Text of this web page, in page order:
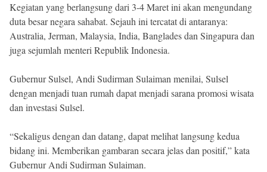
Kegiatan yang berlangsung dari 3-4 Maret ini akan mengundang
duta besar negara sahabat. Sejauh ini tercatat di antaranya:
Australia, Jerman, Malaysia, India, Banglades dan Singapura dan
juga sejumlah menteri Republik Indonesia.
Gubernur Sulsel, Andi Sudirman Sulaiman menilai, Sulsel
dengan menjadi tuan rumah dapat menjadi sarana promosi wisata
dan investasi Sulsel.
“Sekaligus dengan dan datang, dapat melihat langsung kedua
bidang ini. Memberikan gambaran secara jelas dan positif,” kata
Gubernur Andi Sudirman Sulaiman.